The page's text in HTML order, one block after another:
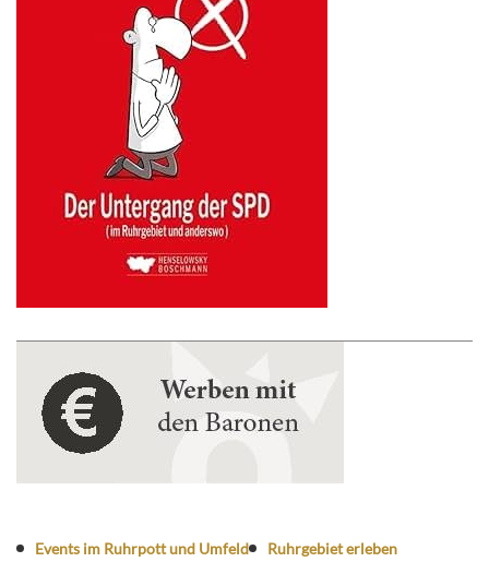
Events im Ruhrpott und Umfeld Ruhrgebiet erleben